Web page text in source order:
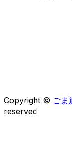
Copyright © ごま
reserved